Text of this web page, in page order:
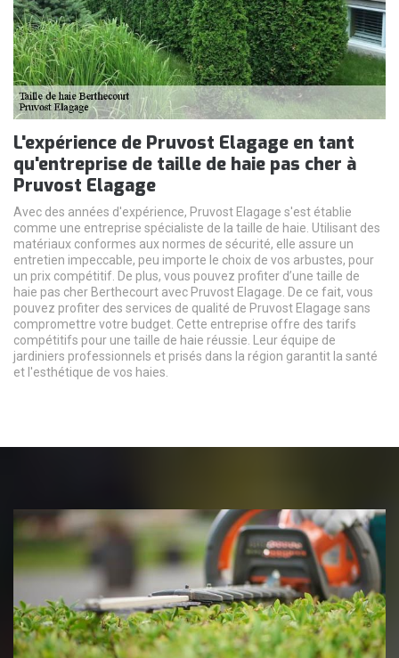
L'expérience de Pruvost Elagage en tant
qu'entreprise de taille de haie pas cher à
Pruvost Elagage
Avec des années d'expérience, Pruvost Elagage s'est établie
comme une entreprise spécialiste de la taille de haie. Utilisant des
matériaux conformes aux normes de sécurité, elle assure un
entretien impeccable, peu importe le choix de vos arbustes, pour
un prix compétitif. De plus, vous pouvez profiter d’une taille de
haie pas cher Berthecourt avec Pruvost Elagage. De ce fait, vous
pouvez profiter des services de qualité de Pruvost Elagage sans
compromettre votre budget. Cette entreprise offre des tarifs
compétitifs pour une taille de haie réussie. Leur équipe de
jardiniers professionnels et prisés dans la région garantit la santé
et l'esthétique de vos haies.